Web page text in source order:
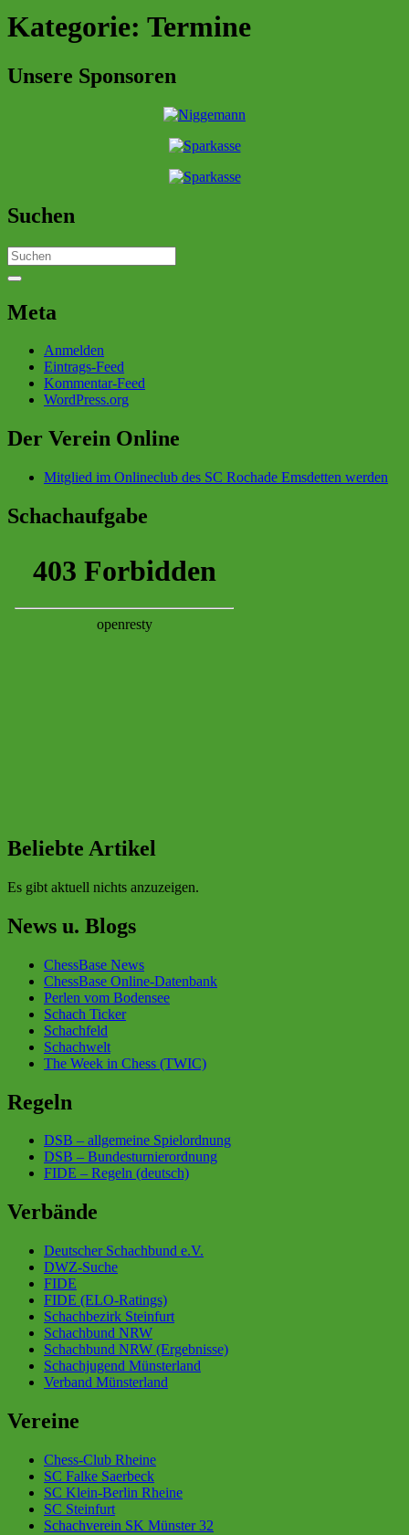
Kategorie: Termine
Unsere Sponsoren
Suchen
Search
for:
Meta
Anmelden
Eintrags-Feed
Kommentar-Feed
WordPress.org
Der Verein Online
Mitglied im Onlineclub des SC Rochade Emsdetten werden
Schachaufgabe
Beliebte Artikel
Es gibt aktuell nichts anzuzeigen.
News u. Blogs
ChessBase News
ChessBase Online-Datenbank
Perlen vom Bodensee
Schach Ticker
Schachfeld
Schachwelt
The Week in Chess (TWIC)
Regeln
DSB – allgemeine Spielordnung
DSB – Bundesturnierordnung
FIDE – Regeln (deutsch)
Verbände
Deutscher Schachbund e.V.
DWZ-Suche
FIDE
FIDE (ELO-Ratings)
Schachbezirk Steinfurt
Schachbund NRW
Schachbund NRW (Ergebnisse)
Schachjugend Münsterland
Verband Münsterland
Vereine
Chess-Club Rheine
SC Falke Saerbeck
SC Klein-Berlin Rheine
SC Steinfurt
Schachverein SK Münster 32